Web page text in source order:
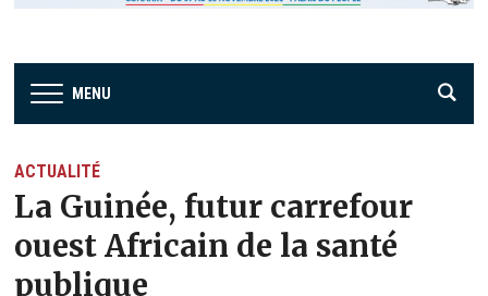
MENU
ACTUALITÉ
La Guinée, futur carrefour
ouest Africain de la santé
publique